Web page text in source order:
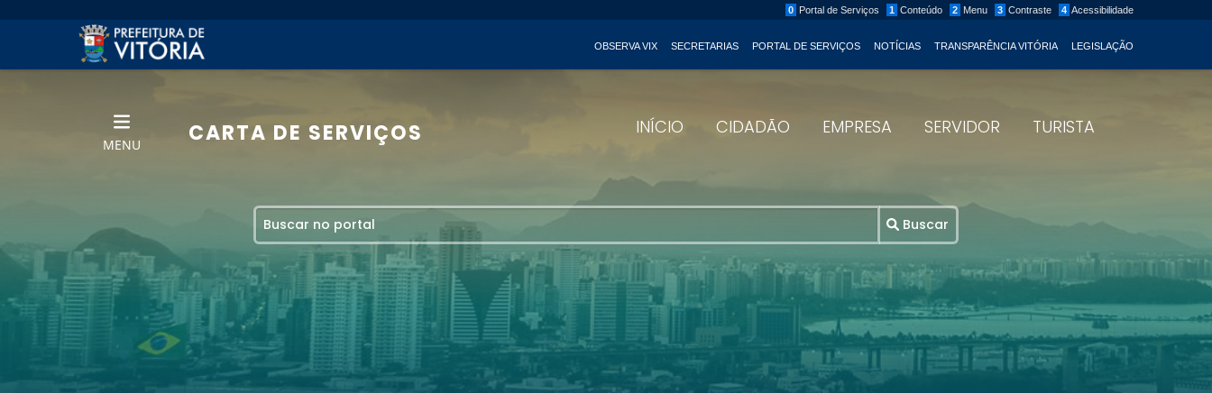
0 Portal de Serviços 1 Conteúdo 2 Menu 3 Contraste 4 Acessibilidade
OBSERVA VIX SECRETARIAS PORTAL DE SERVIÇOS NOTÍCIAS TRANSPARÊNCIA VITÓRIA LEGISLAÇÃO
MENU CARTA DE SERVIÇOS INÍCIO CIDADÃO EMPRESA SERVIDOR TURISTA
Buscar